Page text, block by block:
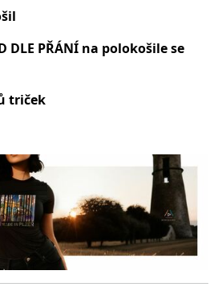
DLE PŘÁNÍ na polokošile se
triček